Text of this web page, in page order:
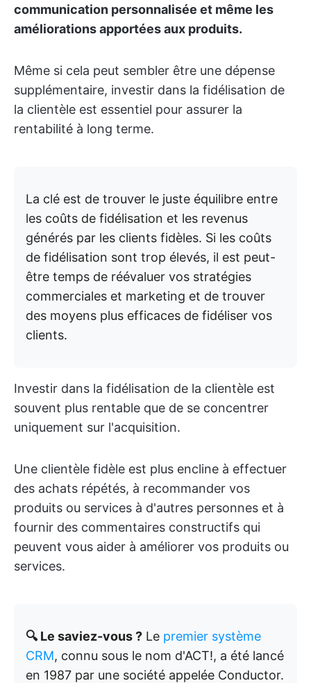
communication personnalisée et même les
améliorations apportées aux produits.
Même si cela peut sembler être une dépense
supplémentaire, investir dans la fidélisation de
la clientèle est essentiel pour assurer la
rentabilité à long terme.
La clé est de trouver le juste équilibre entre
les coûts de fidélisation et les revenus
générés par les clients fidèles. Si les coûts
de fidélisation sont trop élevés, il est peut-
être temps de réévaluer vos stratégies
commerciales et marketing et de trouver
des moyens plus efficaces de fidéliser vos
clients.
Investir dans la fidélisation de la clientèle est
souvent plus rentable que de se concentrer
uniquement sur l'acquisition.
Une clientèle fidèle est plus encline à effectuer
des achats répétés, à recommander vos
produits ou services à d'autres personnes et à
fournir des commentaires constructifs qui
peuvent vous aider à améliorer vos produits ou
services.
🔍 Le saviez-vous ? Le premier système
CRM, connu sous le nom d'ACT!, a été lancé
en 1987 par une société appelée Conductor.